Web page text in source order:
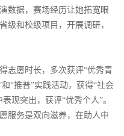
数据，赛场经历让她拓宽眼
级和校级项目，开展调研，
志愿时长，多次获评“优秀青
“推普”实践活动，获得“社会
现突出，获评“优秀个人”。
服务是双向滋养，在助人中